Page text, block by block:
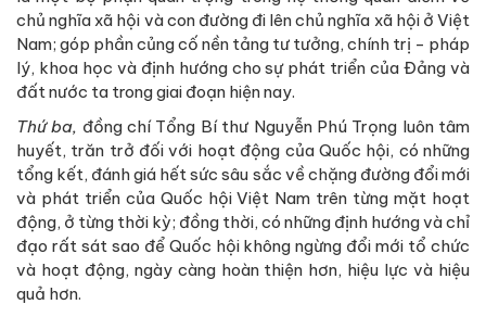
chủ nghĩa xã hội và con đường đi lên chủ nghĩa xã hội ở Việt
Nam; góp phần củng cố nền tảng tư tưởng, chính trị - pháp
lý, khoa học và định hướng cho sự phát triển của Đảng và
đất nước ta trong giai đoạn hiện nay.
Thứ ba, đồng chí Tổng Bí thư Nguyễn Phú Trọng luôn tâm
huyết, trăn trở đối với hoạt động của Quốc hội, có những
tổng kết, đánh giá hết sức sâu sắc về chặng đường đổi mới
và phát triển của Quốc hội Việt Nam trên từng mặt hoạt
động, ở từng thời kỳ; đồng thời, có những định hướng và chỉ
đạo rất sát sao để Quốc hội không ngừng đổi mới tổ chức
và hoạt động, ngày càng hoàn thiện hơn, hiệu lực và hiệu
quả hơn.